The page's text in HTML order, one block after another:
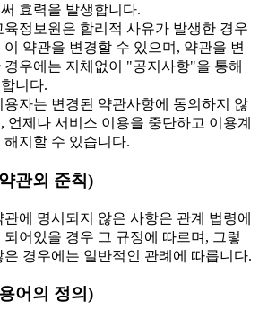
효력을 발생합니다.
정보원은 합리적 사유가 발생한 경우
이 약관을 변경할 수 있으며, 약관을 변
경우에는 지체없이 "공지사항"을 통해
니다.
자는 변경된 약관사항에 동의하지 않
언제나 서비스 이용을 중단하고 이용계
해지할 수 있습니다.
관외 준칙)
관에 명시되지 않은 사항은 관계 법령에
되어있을 경우 그 규정에 따르며, 그렇
은 경우에는 일반적인 관례에 따릅니다.
어의 정의)